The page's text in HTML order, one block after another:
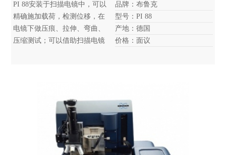
PI 88安装于扫描电镜中，可以
精确施加载荷，检测位移，在
电镜下做压痕、拉伸、弯曲、
压缩测试；可以借助扫描电镜
品牌：布鲁克
型号：PI 88
产地：德国
价格：面议